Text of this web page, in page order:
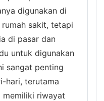
digunakan di
sakit, tetapi
di pasar dan
untuk digunakan
sangat penting
hari, terutama
riwayat